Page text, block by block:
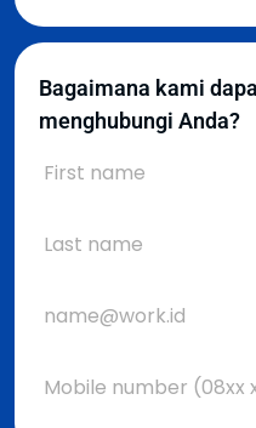
Bagaimana kami
menghubungi Anda?